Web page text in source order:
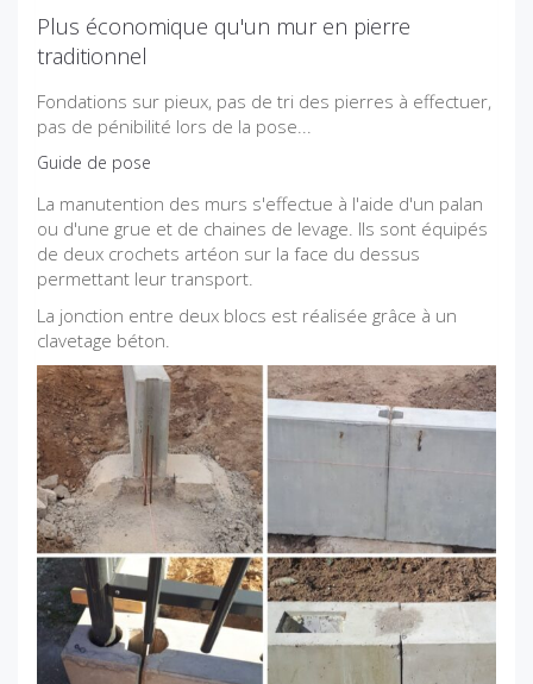
Plus économique qu'un mur en pierre
traditionnel
Fondations sur pieux, pas de tri des pierres à effectuer,
pas de pénibilité lors de la pose...
Guide de pose
La manutention des murs s'effectue à l'aide d'un palan
ou d'une grue et de chaines de levage. Ils sont équipés
de deux crochets artéon sur la face du dessus
permettant leur transport.
La jonction entre deux blocs est réalisée grâce à un
clavetage béton.